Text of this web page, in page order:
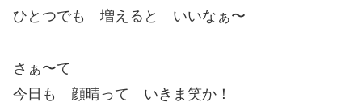
ひとつでも 増えると いいなぁ〜
さぁ〜て
今日も 顔晴って いきま笑か！